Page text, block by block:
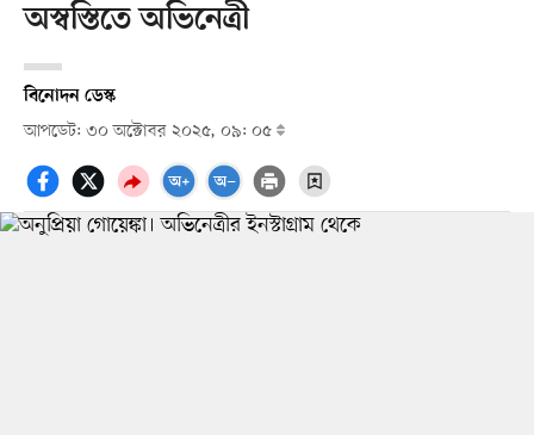
অস্বস্তিতে অভিনেত্রী
বিনোদন ডেস্ক
আপডেট: ৩০ অক্টোবর ২০২৫, ০৯: ০৫